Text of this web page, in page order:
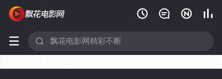
   
 